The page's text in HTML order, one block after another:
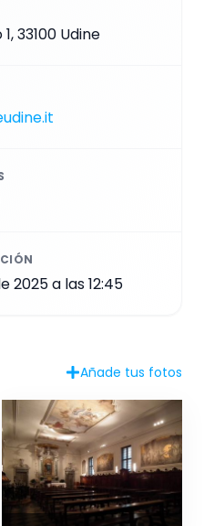
33100 Udine
2025 a las 12:45
Añade tus fotos